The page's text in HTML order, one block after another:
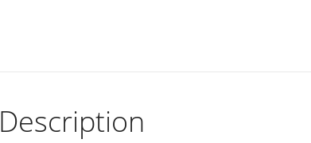
Description